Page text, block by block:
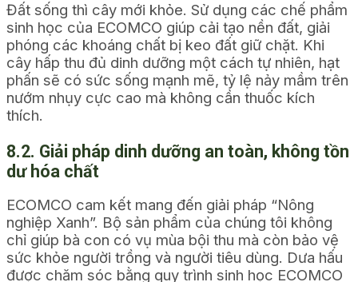
Đất sống thì cây mới khỏe. Sử dụng các chế phẩm
sinh học của ECOMCO giúp cải tạo nền đất, giải
phóng các khoáng chất bị keo đất giữ chặt. Khi
cây hấp thu đủ dinh dưỡng một cách tự nhiên, hạt
phấn sẽ có sức sống mạnh mẽ, tỷ lệ nảy mầm trên
nướm nhụy cực cao mà không cần thuốc kích
thích.
8.2. Giải pháp dinh dưỡng an toàn, không tồn
dư hóa chất
ECOMCO cam kết mang đến giải pháp “Nông
nghiệp Xanh”. Bộ sản phẩm của chúng tôi không
chỉ giúp bà con có vụ mùa bội thu mà còn bảo vệ
sức khỏe người trồng và người tiêu dùng. Dưa hấu
được chăm sóc bằng quy trình sinh học ECOMCO